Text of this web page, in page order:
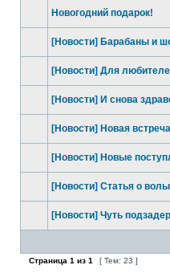
Новогодний подарок!
[Новости] Барабаны и
[Новости] Для
[Новости] И снова
[Новости] Новая
[Новости] Новые
[Новости] Статья о
[Новости] Чуть
Страница 1 из 1 [ Тем: 23 ]